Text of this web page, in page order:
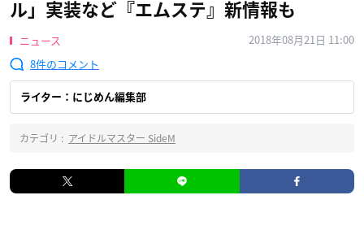
ル」実装など『エムステ』新情報も
ニュース
2018年08月21日 11:00
8
ライター：にじめん編集部
カテゴリ : アイドルマスター SideM